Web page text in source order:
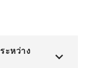
ะหว่าง